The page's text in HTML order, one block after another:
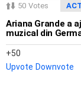
50 Votes
Ariana Grande a
muzical din
50
Upvote Downvote